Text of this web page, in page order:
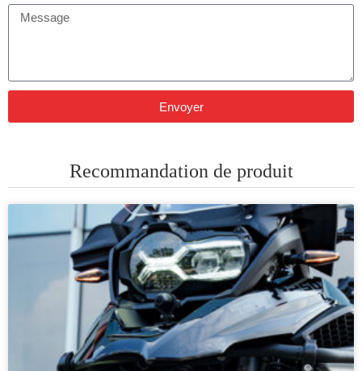
Envoyer
Recommandation de produit